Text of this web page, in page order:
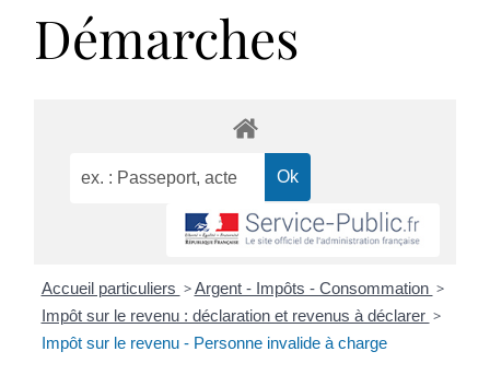
Démarches
Accueil particuliers > Argent - Impôts - Consommation >
Impôt sur le revenu : déclaration et revenus à déclarer >
Impôt sur le revenu - Personne invalide à charge